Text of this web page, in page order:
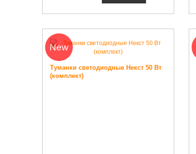
New
Туманки светодиодные Некст 50 Вт
(комплект)